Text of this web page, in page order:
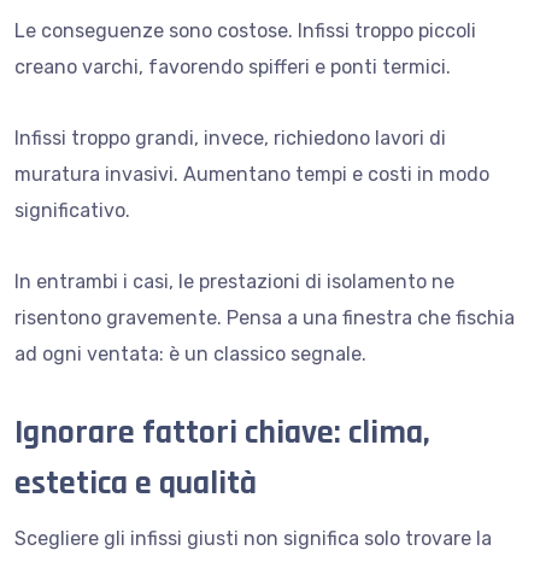
Le conseguenze sono costose. Infissi troppo piccoli
creano varchi, favorendo spifferi e ponti termici.
Infissi troppo grandi, invece, richiedono lavori di
muratura invasivi. Aumentano tempi e costi in modo
significativo.
In entrambi i casi, le prestazioni di isolamento ne
risentono gravemente. Pensa a una finestra che fischia
ad ogni ventata: è un classico segnale.
Ignorare fattori chiave: clima,
estetica e qualità
Scegliere gli infissi giusti non significa solo trovare la